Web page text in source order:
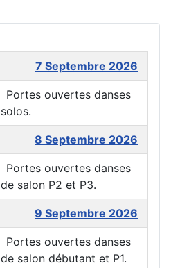
7 Septembre 2026
Portes ouvertes danses
solos.
8 Septembre 2026
Portes ouvertes danses
de salon P2 et P3.
9 Septembre 2026
Portes ouvertes danses
de salon débutant et P1.